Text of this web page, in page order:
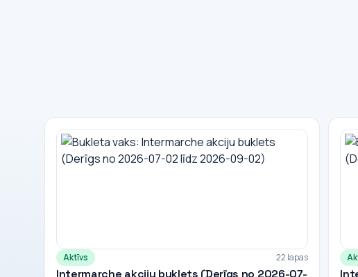
Aktīvs 22 lapas
Intermarche akciju buklets (Derīgs no 2026-07-